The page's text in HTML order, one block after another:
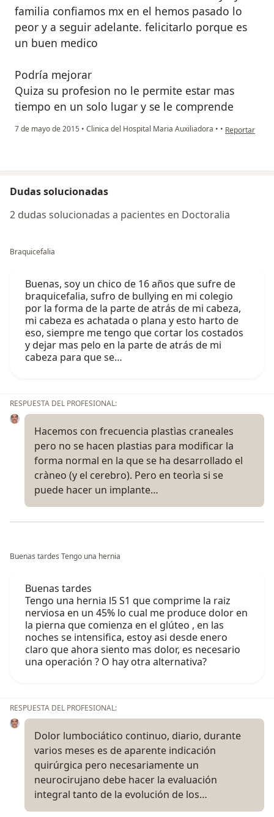
familia confiamos mx en el hemos pasado lo
peor y a seguir adelante. felicitarlo porque es
un buen medico
Podría mejorar
Quiza su profesion no le permite estar mas
tiempo en un solo lugar y se le comprende
7 de mayo de 2015 • Clinica del Hospital Maria Auxiliadora • • en opinión
Reportar
Dudas solucionadas
2 dudas solucionadas a pacientes en Doctoralia
Braquicefalia
Buenas, soy un chico de 16 años que sufre de
braquicefalia, sufro de bullying en mi colegio
por la forma de la parte de atrás de mi cabeza,
mi cabeza es achatada o plana y esto harto de
eso, siempre me tengo que cortar los costados
y dejar mas pelo en la parte de atrás de mi
cabeza para que se…
RESPUESTA DEL PROFESIONAL:
Hacemos con frecuencia plastìas craneales
pero no se hacen plastias para modificar la
forma normal en la que se ha desarrollado el
cràneo (y el cerebro). Pero en teorìa si se
puede hacer un implante…
Buenas tardes Tengo una hernia
Buenas tardes
Tengo una hernia l5 S1 que comprime la raiz
nerviosa en un 45% lo cual me produce dolor en
la pierna que comienza en el glúteo , en las
noches se intensifica, estoy asi desde enero
claro que ahora siento mas dolor, es necesario
una operación ? O hay otra alternativa?
RESPUESTA DEL PROFESIONAL:
Dolor lumbociático continuo, diario, durante
varios meses es de aparente indicación
quirúrgica pero necesariamente un
neurocirujano debe hacer la evaluación
integral tanto de la evolución de los…